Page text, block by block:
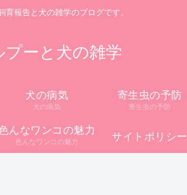
育報告と犬の雑学のブログです。
プーと犬の雑学
犬の病気
犬の病気
寄生虫の予防
寄生虫の予防
んなワンコの魅力
色んなワンコの魅力 サイトポリシー